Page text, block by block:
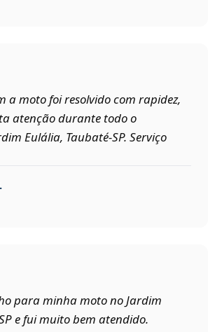
a moto foi resolvido com rapidez,
atenção durante todo o
Eulália, Taubaté‑SP. Serviço
para minha moto no Jardim
e fui muito bem atendido.